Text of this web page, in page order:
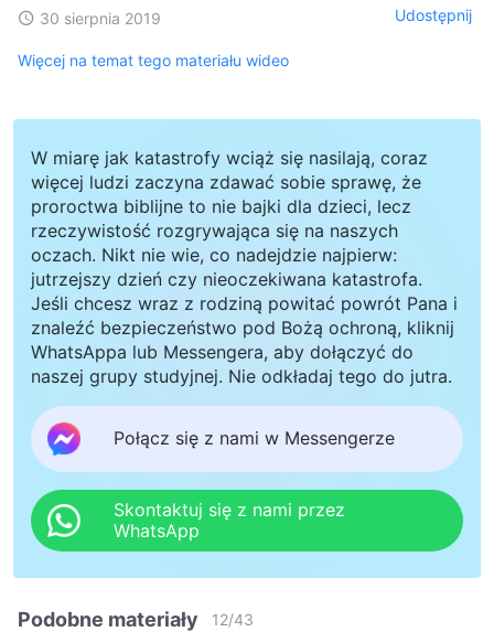
30 sierpnia 2019 Udostępnij
Więcej na temat tego materiału wideo
W miarę jak katastrofy wciąż się nasilają, coraz
więcej ludzi zaczyna zdawać sobie sprawę, że
proroctwa biblijne to nie bajki dla dzieci, lecz
rzeczywistość rozgrywająca się na naszych
oczach. Nikt nie wie, co nadejdzie najpierw:
jutrzejszy dzień czy nieoczekiwana katastrofa.
Jeśli chcesz wraz z rodziną powitać powrót Pana i
znaleźć bezpieczeństwo pod Bożą ochroną, kliknij
WhatsAppa lub Messengera, aby dołączyć do
naszej grupy studyjnej. Nie odkładaj tego do jutra.
Połącz się z nami w Messengerze
Skontaktuj się z nami przez
WhatsApp
Podobne materiały 12/43